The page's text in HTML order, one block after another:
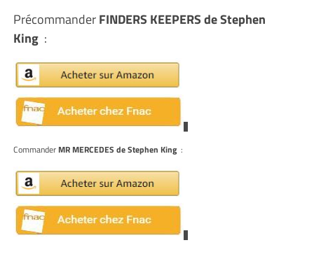
PrécommanderFINDERS KEEPERS de Stephen
King :
Commander MR MERCEDES de Stephen King :